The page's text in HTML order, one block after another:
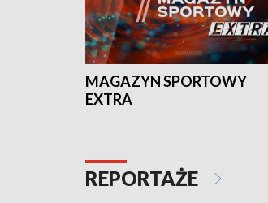
MAGAZYN SPORTOWY
EXTRA
REPORTAŻE